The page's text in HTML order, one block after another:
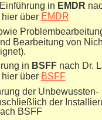
in EMDR
hier über EMDR
Bearbeitung von
in BSFFnach Dr.
hier über BSFF
der Unbewussten-
der
BSFF